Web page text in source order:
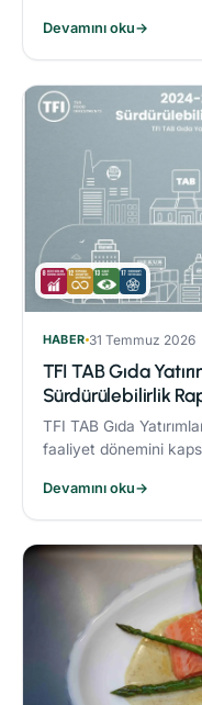
Devamını oku→
HABER 31 Temmuz 2026
TFI TAB Gıda
Sürdürülebilirlik
TFI TAB Gıda
faaliyet dönemini
Devamını oku→